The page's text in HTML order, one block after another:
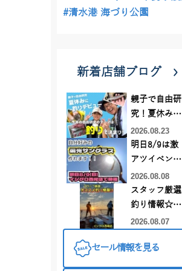
#清水港 海づり公園
新着店舗ブログ
親子で自由研
究！夏休みに
釣りデビュー
2026.08.23
明日8/9は激
アツイベント
日！！！～オ
ーダー偏光グ
ラス受注会～
2026.08.08
スタッフ厳選
釣り情報☆彡
連休は何釣り
♪【イシグロ
2026.08.07
セール情報を見る